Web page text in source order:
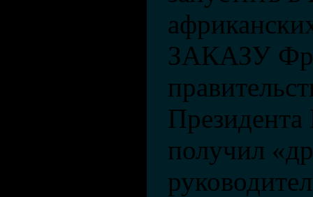
ЗАКАЗУ
Президента
получил